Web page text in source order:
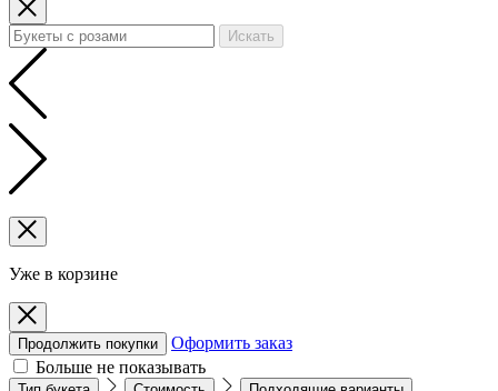
Искать
Уже в корзине
Продолжить покупки
Оформить заказ
Больше не показывать